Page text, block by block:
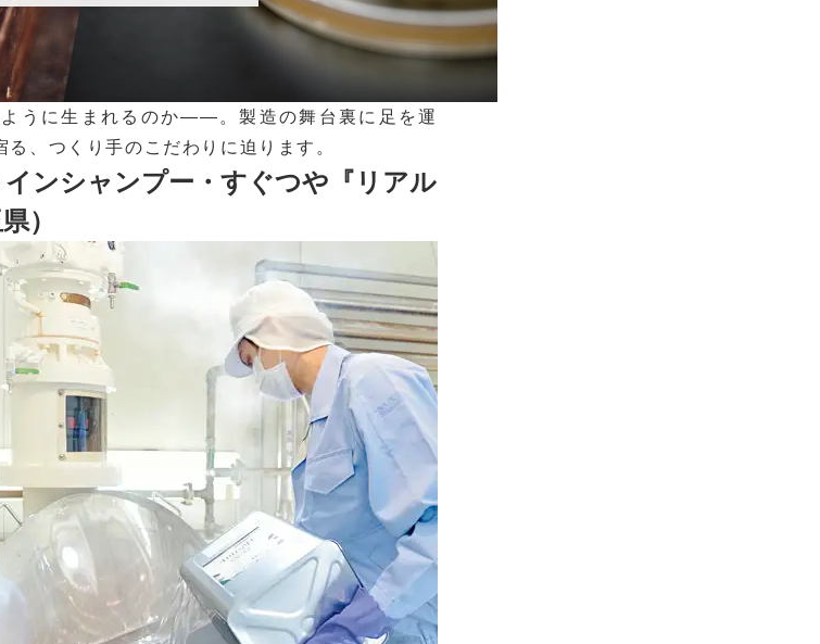
うに生まれるのか――。製造の舞台裏に足を運
、つくり手のこだわりに迫ります。
ンシャンプー・すぐつや『リアル
）